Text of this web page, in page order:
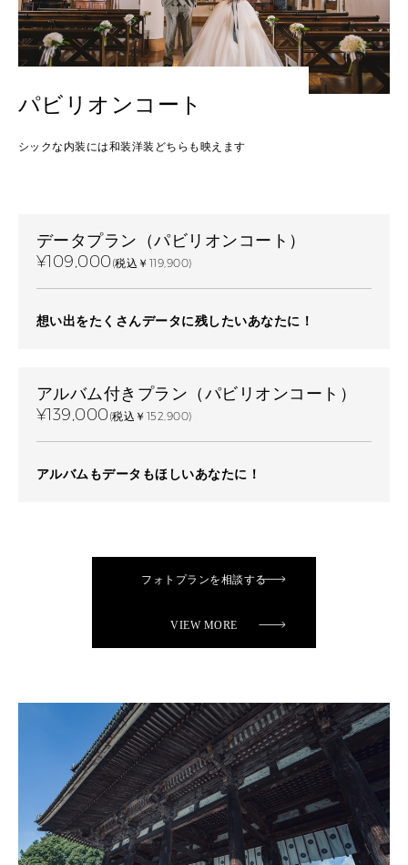
パビリオンコート
シックな内装には和装洋装どちらも映えます
データプラン（パビリオンコート）
¥109,000(税込￥119,900)
想い出をたくさんデータに残したいあなたに！
アルバム付きプラン（パビリオンコート）
¥139,000(税込￥152,900)
アルバムもデータもほしいあなたに！
フォトプランを相談する
VIEW MORE